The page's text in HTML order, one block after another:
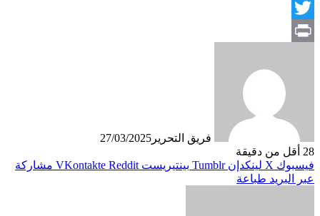
Facebook
Twitter
فريق التحرير 27/03/2025
28 أقل من دقيقة
فيسبوك X لينكدإن بينتيريست
مشاركة
عبر البريد طباعة